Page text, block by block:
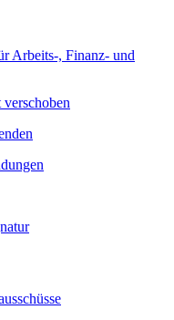
Arbeits-, Finanz- und